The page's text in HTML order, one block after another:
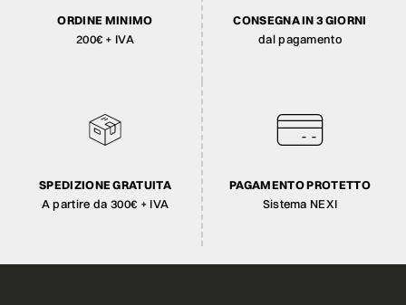
ORDINE MINIMO
200€ + IVA
CONSEGNA IN 3 GIORNI
dal pagamento
SPEDIZIONE GRATUITA
A partire da 300€ + IVA
PAGAMENTO PROTETTO
Sistema NEXI